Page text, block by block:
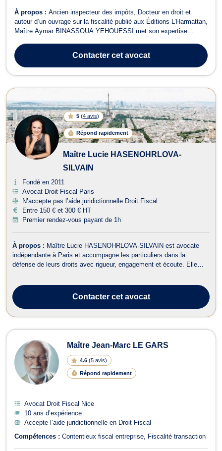
À propos : Ancien inspecteur des impôts, Docteur en droit et
auteur d’un ouvrage sur la fiscalité publié aux Éditions L’Harmattan,
Maître Aymar BINASSOUA YEHOUESSI met son expertise
professions libérales et particuliers exigeants. Grâce à sa maîtrise
du continent afr...
Contactercet avocat
5 (4 avis)
Répond rapidement
Maître Lucie HASENOHRLOVA-
SILVAIN
Fondé en 2011
Avocat Droit Fiscal Paris
N’accepte pas l’aide juridictionnelle Droit Fiscal
Entre 150 € et 300 € HT
Premier rendez-vous payant de 1h
À propos : Maître Lucie HASENOHRLOVA-SILVAIN est avocate
indépendante à Paris et accompagne les particuliers dans la
défense de leurs droits avec rigueur, engagement et écoute. Elle
soit amiable ou contentieuse. ...
Contactercet avocat
Maître Jean-Marc LE GARS
4.6 (5 avis)
Répond rapidement
Avocat Droit Fiscal Nice
10 ans d’expérience
Accepte l’aide juridictionnelle en Droit Fiscal
Compétences : Contentieux fiscal entreprise Fiscalité transaction